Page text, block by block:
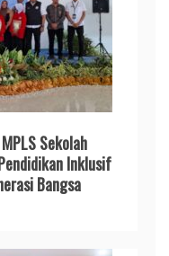
Sekolah
Inklusif
Bangsa